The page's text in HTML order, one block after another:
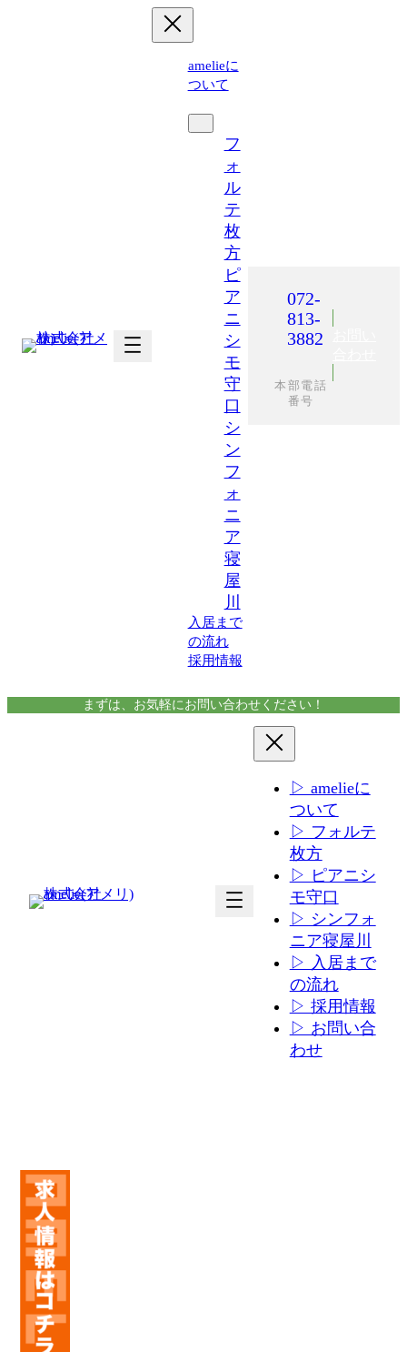
amelieに
ついて
フ
ォ
ル
テ
枚
方
ピ
ア
ニ
シ
モ
守
口
シ
ン
フ
ォ
ニ
ア
寝
屋
川
入居まで
の流れ
採用情報
072-
813-
3882
本部電話
番号
まずは、お気軽にお問い合わせください！
▷ amelieに
ついて
▷ フォルテ
枚方
▷ ピアニシ
モ守口
▷ シンフォ
ニア寝屋川
▷ 入居まで
の流れ
▷ 採用情報
▷ お問い合
わせ